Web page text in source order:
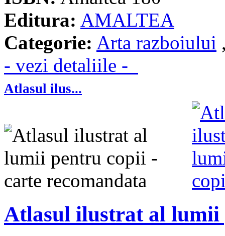
Editura: AMALTEA
Categorie: Arta razboiului
- vezi detaliile -
Atlasul ilus...
Atlasul ilustrat al lumii